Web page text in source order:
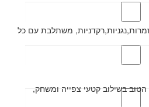
משתלבת עם כל
בשילוב קטעי צפייה ומשחק,